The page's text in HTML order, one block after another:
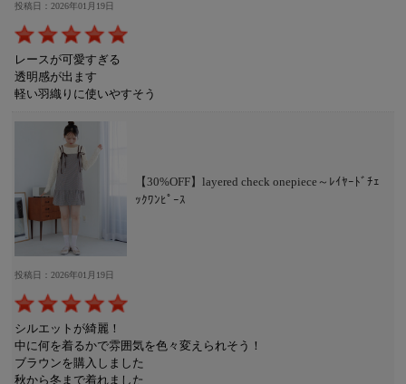
投稿日：2026年01月19日
レースが可愛すぎる
透明感が出ます
軽い羽織りに使いやすそう
【30%OFF】layered check onepiece～ﾚｲﾔｰﾄﾞﾁｪ
ｯｸﾜﾝﾋﾟｰｽ
投稿日：2026年01月19日
シルエットが綺麗！
中に何を着るかで雰囲気を色々変えられそう！
ブラウンを購入しました
秋から冬まで着れました